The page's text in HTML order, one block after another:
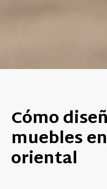
Cómo
muebles
oriental